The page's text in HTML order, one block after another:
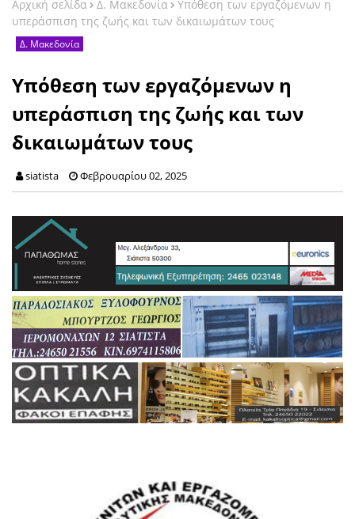
Αρχική σελίδα Δ. Μακεδονία
Υπόθεση των εργαζόμενων η
υπεράσπιση της ζωής και των δικαιωμάτων τους
Δ. Μακεδονία
Υπόθεση των εργαζόμενων η
υπεράσπιση της ζωής και των
δικαιωμάτων τους
siatista Φεβρουαρίου 02, 2025